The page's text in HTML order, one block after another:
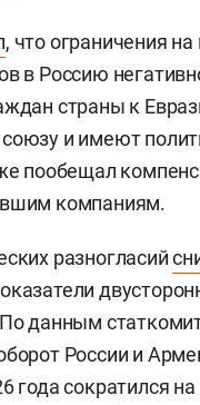
, что ограничения
в Россию
страны к
и имеют
пообещал
компаниям.
разногласий
данным
России и
года сократился на